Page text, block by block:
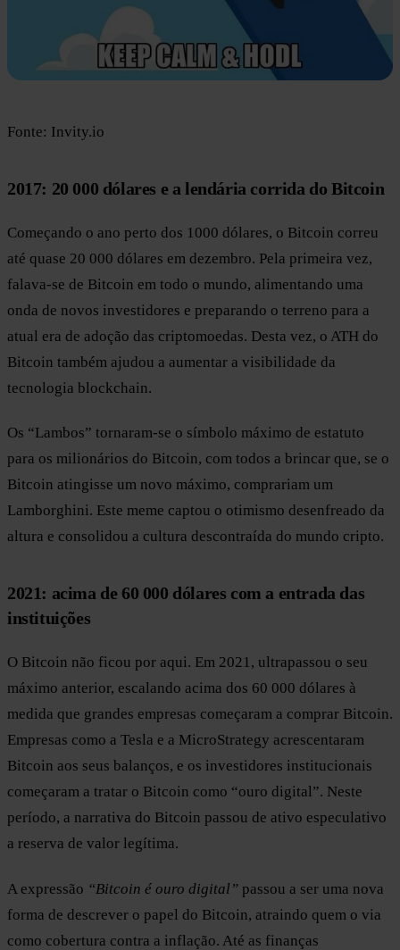
Fonte: Invity.io
2017: 20 000 dólares e a lendária corrida do Bitcoin
Começando o ano perto dos 1000 dólares, o Bitcoin correu
até quase 20 000 dólares em dezembro. Pela primeira vez,
falava-se de Bitcoin em todo o mundo, alimentando uma
onda de novos investidores e preparando o terreno para a
atual era de adoção das criptomoedas. Desta vez, o ATH do
Bitcoin também ajudou a aumentar a visibilidade da
tecnologia blockchain.
Os “Lambos” tornaram-se o símbolo máximo de estatuto
para os milionários do Bitcoin, com todos a brincar que, se o
Bitcoin atingisse um novo máximo, comprariam um
Lamborghini. Este meme captou o otimismo desenfreado da
altura e consolidou a cultura descontraída do mundo cripto.
2021: acima de 60 000 dólares com a entrada das
instituições
O Bitcoin não ficou por aqui. Em 2021, ultrapassou o seu
máximo anterior, escalando acima dos 60 000 dólares à
medida que grandes empresas começaram a comprar Bitcoin.
Empresas como a Tesla e a MicroStrategy acrescentaram
Bitcoin aos seus balanços, e os investidores institucionais
começaram a tratar o Bitcoin como “ouro digital”. Neste
período, a narrativa do Bitcoin passou de ativo especulativo
a reserva de valor legítima.
A expressão “Bitcoin é ouro digital” passou a ser uma nova
forma de descrever o papel do Bitcoin, atraindo quem o via
como cobertura contra a inflação. Até as finanças